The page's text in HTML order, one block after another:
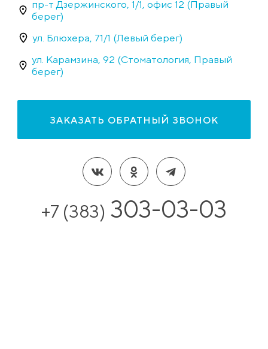
пр-т Дзержинского, 1/1, офис 12 (Правый
берег)
ул. Блюхера, 71/1 (Левый берег)
ул. Карамзина, 92 (Стоматология, Правый
берег)
ЗАКАЗАТЬ ОБРАТНЫЙ ЗВОНОК
+7 (383) 303-03-03